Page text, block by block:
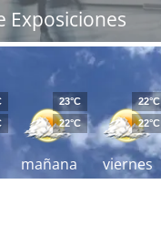
Exposiciones
mañana
23°C
22°C
viernes
22°C
22°C